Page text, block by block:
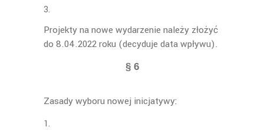
Projekty na nowe wydarzenie należy złożyć
do 8.04.2022 roku (decyduje data wpływu).
§ 6
Zasady wyboru nowej inicjatywy: